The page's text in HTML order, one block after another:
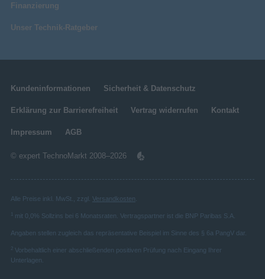
Finanzierung
Unser Technik-Ratgeber
Kundeninformationen Sicherheit & Datenschutz
Erklärung zur Barrierefreiheit Vertrag widerrufen Kontakt
Impressum AGB
© expert TechnoMarkt 2008–2026
Alle Preise inkl. MwSt., zzgl. Versandkosten
mit 0,0% Sollzins bei 6 Monatsraten. Vertragspartner ist die BNP Paribas S.A.
Angaben stellen zugleich das repräsentative Beispiel im Sinne des § 6a PangV dar.
2 Vorbehaltlich einer abschließenden positiven Prüfung nach Eingang Ihrer
Unterlagen.